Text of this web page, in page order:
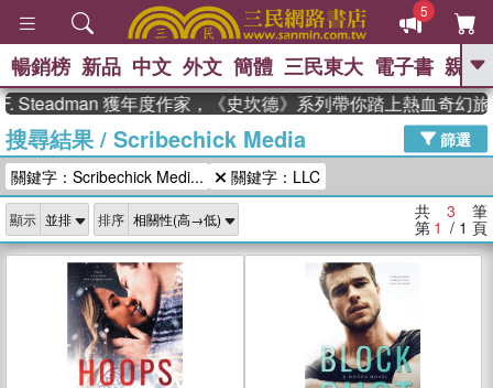
5
GO
熱搜： 東野圭吾 The Odyssey 、
父親節 、 如果歷史是一群喵 、 暑期
推薦 、 國際布克獎 臺灣漫遊錄
念華 、 台灣的李登輝時代 、 數學女
孩：黎曼猜想
偉大的迷走神經
暢銷榜 新品 中文 外文 簡體 三民東大 電子書 親子
Steadman 獲年度作家，《史坎德》系列帶你踏上熱血奇幻旅
搜尋結果/ Scribechick Media
篩選
關鍵字：Scribechick Medi...
關鍵字：LLC
顯示 排序 共 3 筆
第 1 / 1 頁